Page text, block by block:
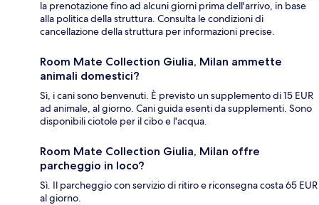
la prenotazione fino ad alcuni giorni prima dell'arrivo, in base
alla politica della struttura. Consulta le condizioni di
cancellazione della struttura per informazioni precise.
Room Mate Collection Giulia, Milan ammette
animali domestici?
Sì, i cani sono benvenuti. È previsto un supplemento di 15 EUR
ad animale, al giorno. Cani guida esenti da supplementi. Sono
disponibili ciotole per il cibo e l'acqua.
Room Mate Collection Giulia, Milan offre
parcheggio in loco?
Sì. Il parcheggio con servizio di ritiro e riconsegna costa 65 EUR
al giorno.